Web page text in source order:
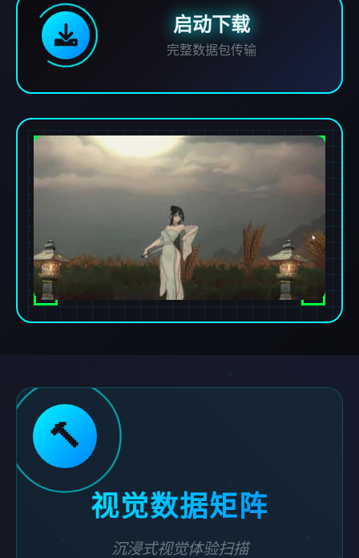
启动下载
完整数据包传输
🔨
视觉数据矩阵
沉浸式视觉体验扫描